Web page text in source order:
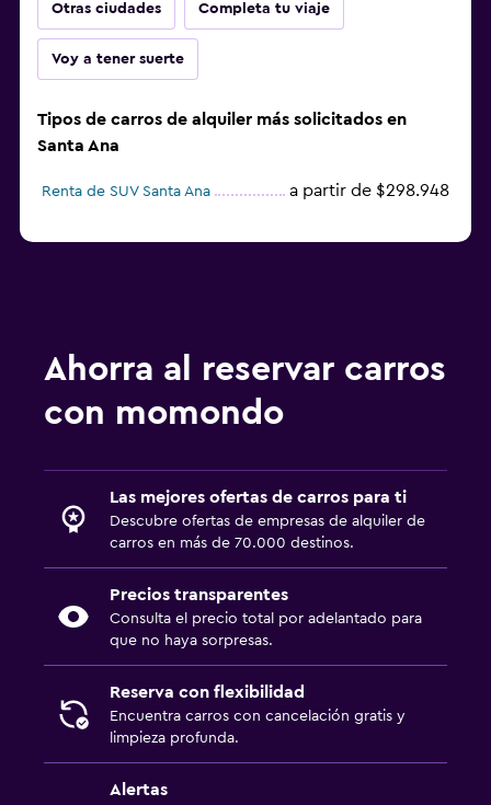
Otras ciudades Completa tu viaje
Voy a tener suerte
Tipos de carros de alquiler más solicitados en
Santa Ana
Renta de SUV Santa Ana a partir de $298.948
Ahorra al reservar carros
con momondo
Las mejores ofertas de carros para ti
Descubre ofertas de empresas de alquiler de
carros en más de 70.000 destinos.
Precios transparentes
Consulta el precio total por adelantado para
que no haya sorpresas.
Reserva con flexibilidad
Encuentra carros con cancelación gratis y
limpieza profunda.
Alertas